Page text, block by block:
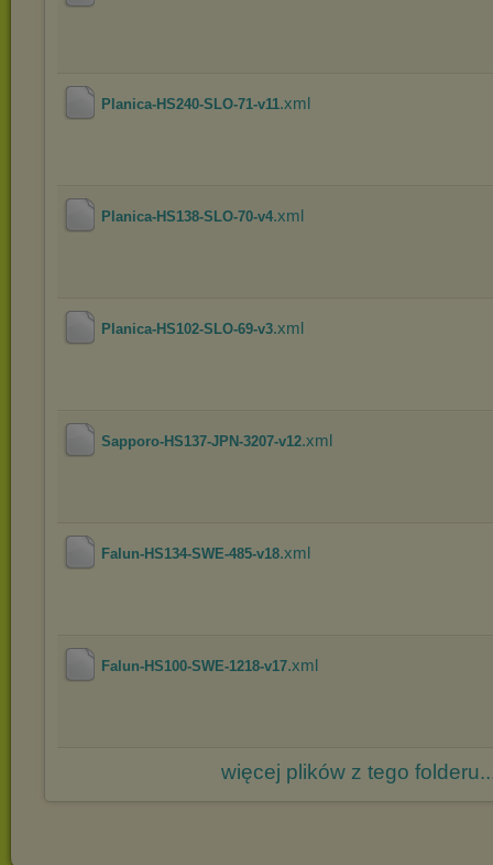
Planica-HS240-SLO-71-v11.xml
Planica-HS138-SLO-70-v4.xml
Planica-HS102-SLO-69-v3.xml
Sapporo-HS137-JPN-3207-v12.xml
Falun-HS134-SWE-485-v18.xml
Falun-HS100-SWE-1218-v17.xml
więcej plików z tego